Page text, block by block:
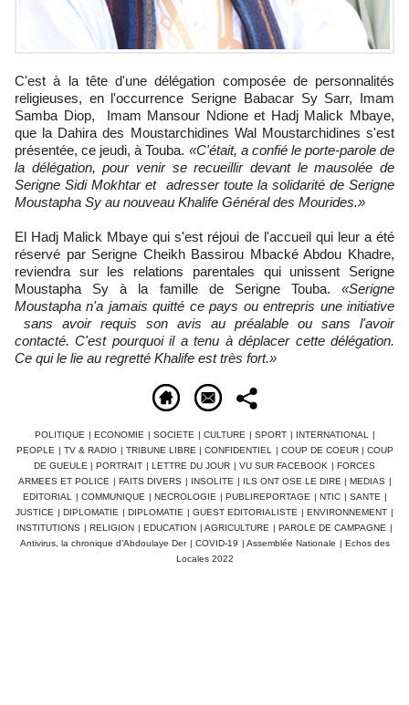
C'est à la tête d'une délégation composée de personnalités
religieuses, en l'occurrence Serigne Babacar Sy Sarr, Imam
Samba Diop, Imam Mansour Ndione et Hadj Malick Mbaye,
que la Dahira des Moustarchidines Wal Moustarchidines s'est
présentée, ce jeudi, à Touba. «C'était, a confié le porte-parole de
la délégation, pour venir se recueillir devant le mausolée de
Serigne Sidi Mokhtar et adresser toute la solidarité de Serigne
Moustapha Sy au nouveau Khalife Général des Mourides.»
El Hadj Malick Mbaye qui s'est réjoui de l'accueil qui leur a été
réservé par Serigne Cheikh Bassirou Mbacké Abdou Khadre,
reviendra sur les relations parentales qui unissent Serigne
Moustapha Sy à la famille de Serigne Touba. «Serigne
Moustapha n'a jamais quitté ce pays ou entrepris une initiative
sans avoir requis son avis au préalable ou sans l'avoir
contacté. C'est pourquoi il a tenu à déplacer cette délégation.
Ce qui le lie au regretté Khalife est très fort.»
POLITIQUE | ECONOMIE | SOCIETE | CULTURE | SPORT | INTERNATIONAL |
PEOPLE | TV & RADIO | TRIBUNE LIBRE | CONFIDENTIEL | COUP DE COEUR | COUP
DE GUEULE | PORTRAIT | LETTRE DU JOUR | VU SUR FACEBOOK | FORCES
ARMEES ET POLICE | FAITS DIVERS | INSOLITE | ILS ONT OSE LE DIRE | MEDIAS |
EDITORIAL | COMMUNIQUE | NECROLOGIE | PUBLIREPORTAGE | NTIC | SANTE |
JUSTICE | DIPLOMATIE | DIPLOMATIE | GUEST EDITORIALISTE | ENVIRONNEMENT |
INSTITUTIONS | RELIGION | EDUCATION | AGRICULTURE | PAROLE DE CAMPAGNE |
Antivirus, la chronique d'Abdoulaye Der | COVID-19 | Assemblée Nationale | Echos des
Locales 2022